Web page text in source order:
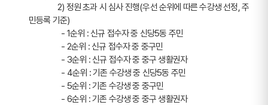
민등록 기준)
                 - 1순위 : 신규 접수자 중 신당5동 주민
                 - 2순위 : 신규 접수자 중 중구민
                 - 3순위 : 신규 접수자 중 중구 생활권자
                 - 4순위 : 기존 수강생 중 신당5동 주민
                 - 5순위 : 기존 수강생 중 중구민
                 - 6순위 : 기존 수강생 중 중구 생활권자